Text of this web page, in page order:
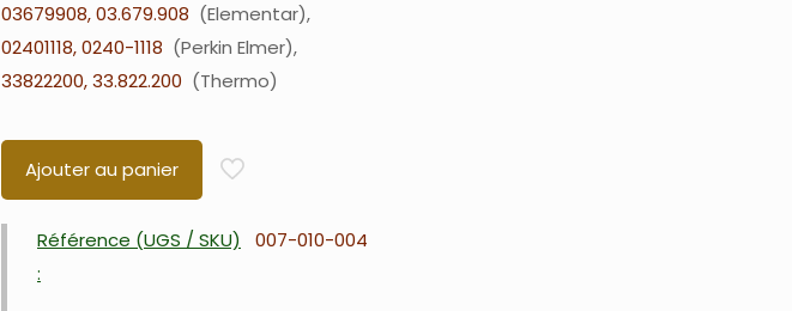
03679908, 03.679.908
Elementar
02401118, 0240-1118
Perkin Elmer
33822200, 33.822.200
Thermo
Ajouter au panier
Référence (UGS / SKU)
:
007-010-004